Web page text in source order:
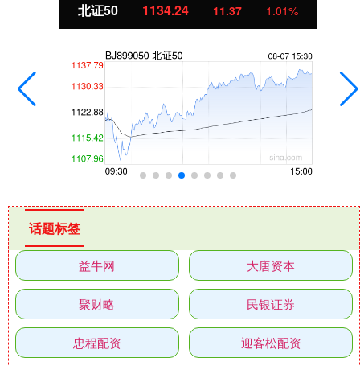
北证50 1134.24 11.37 1.01%
话题标签
益牛网 大唐资本
聚财略 民银证券
忠程配资 迎客松配资